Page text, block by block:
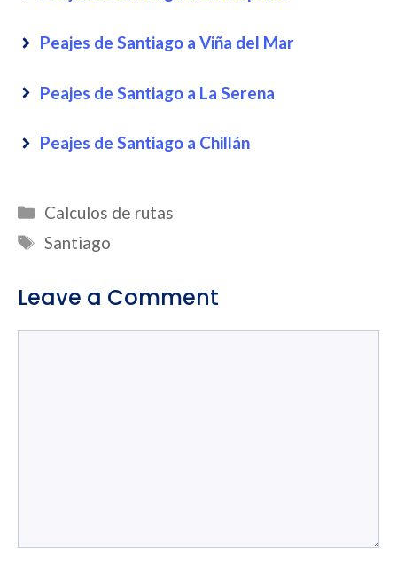
Peajes de Santiago a Viña del Mar
Peajes de Santiago a La Serena
Peajes de Santiago a Chillán
Categories
Calculos de rutas
Tags
Santiago
Leave a Comment